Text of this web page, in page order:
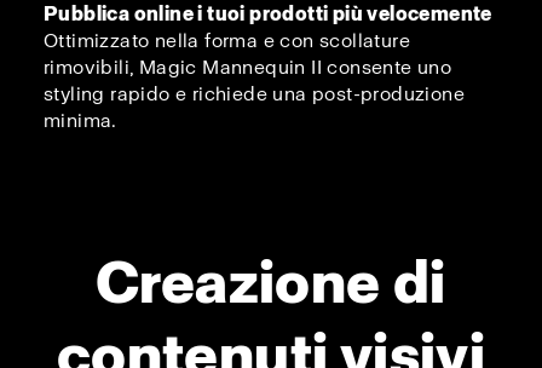
Pubblica online i tuoi prodotti più velocemente
Ottimizzato nella forma e con scollature
rimovibili, Magic Mannequin II consente uno
styling rapido e richiede una post-produzione
minima.
Creazione di